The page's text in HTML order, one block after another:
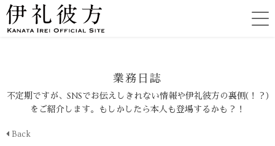
業務日誌
不定期ですが、SNSでお伝えしきれない情報や伊礼彼方の裏側(！？)
をご紹介します。もしかしたら本人も登場するかも？！
Back